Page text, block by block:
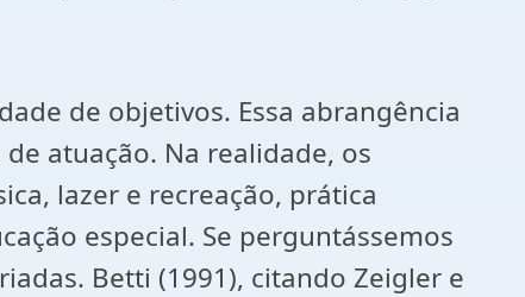
de objetivos. Essa abrangência
atuação. Na realidade, os
lazer e recreação, prática
especial. Se perguntássemos
Betti (1991), citando Zeigler e